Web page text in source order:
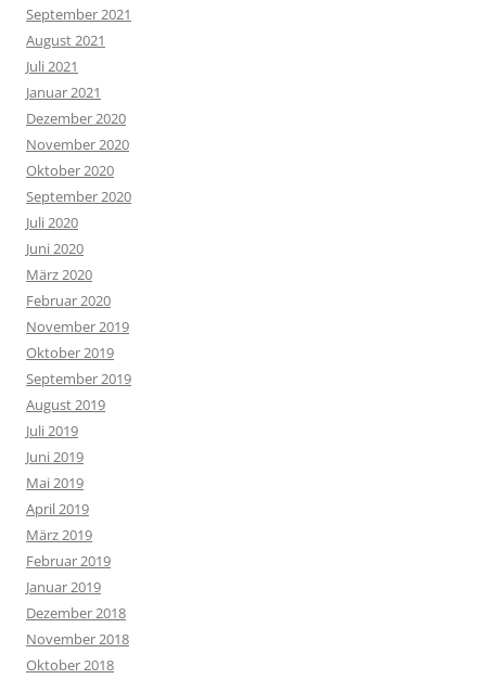
September 2021
August 2021
Juli 2021
Januar 2021
Dezember 2020
November 2020
Oktober 2020
September 2020
Juli 2020
Juni 2020
März 2020
Februar 2020
November 2019
Oktober 2019
September 2019
August 2019
Juli 2019
Juni 2019
Mai 2019
April 2019
März 2019
Februar 2019
Januar 2019
Dezember 2018
November 2018
Oktober 2018